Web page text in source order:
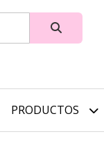
PRODUCTOS